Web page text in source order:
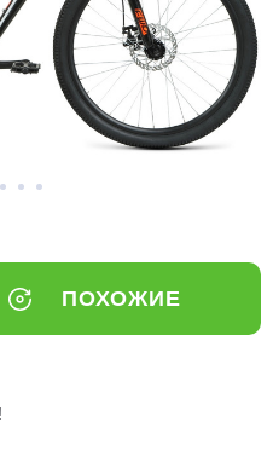
ПОХОЖИЕ
!
только